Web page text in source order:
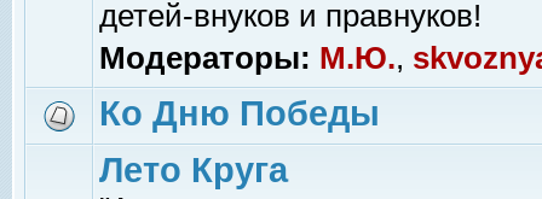
детей-внуков и правнуков!
Модераторы: М.Ю.,
Ко Дню Победы
Лето Круга